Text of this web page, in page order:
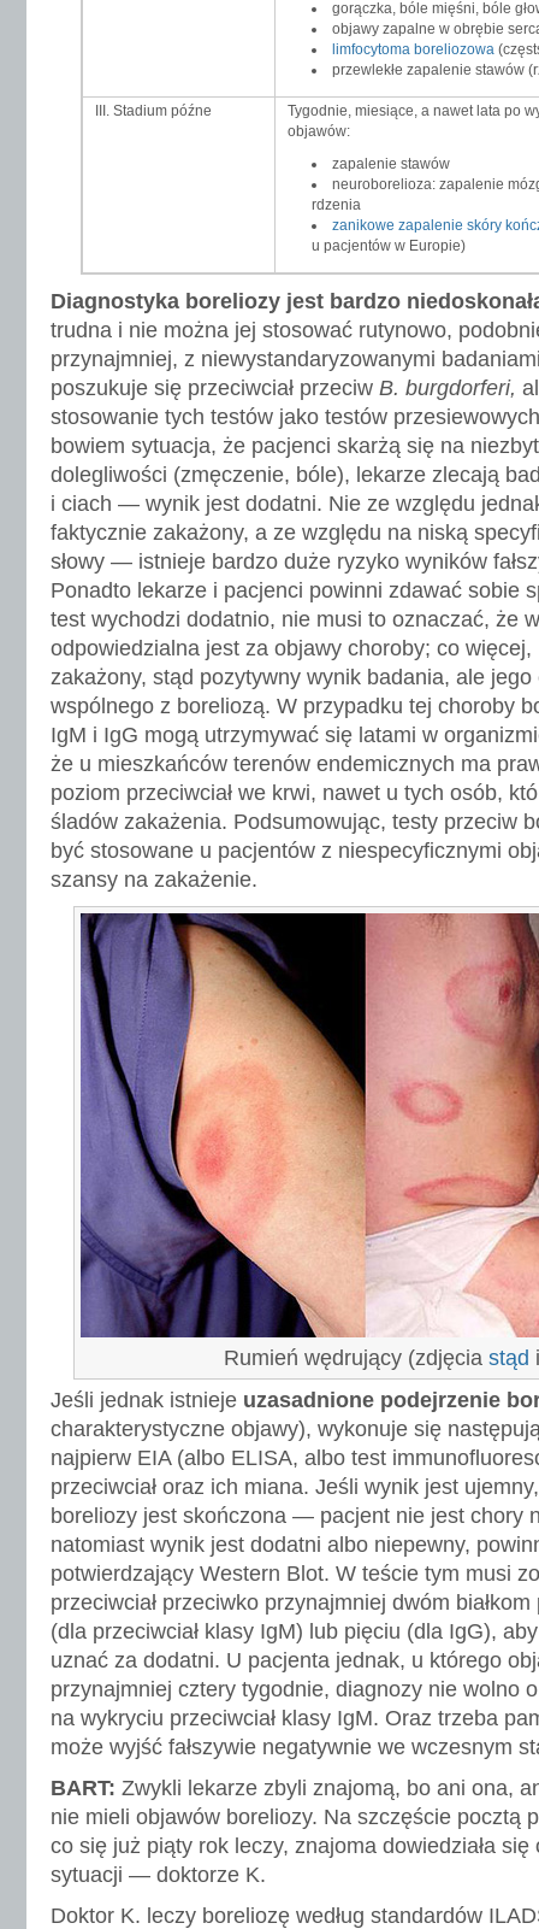
gorączka, bóle mięśni, bóle
objawy zapalne w obrębie
limfocytoma boreliozowa
przewlekłe zapalenie stawów
III. Stadium późne
Tygodnie, miesiące, a nawet lata po
objawów:
zapalenie stawów
neuroborelioza: zapalenie
rdzenia
zanikowe zapalenie skóry
u pacjentów w Europie)
Diagnostyka boreliozy jest bardzo
trudna i nie można jej stosować rutynowo,
przynajmniej, z niewystandaryzowanymi
poszukuje się przeciwciał przeciw B. burgdorferi,
stosowanie tych testów jako testów
bowiem sytuacja, że pacjenci skarżą się na
dolegliwości (zmęczenie, bóle), lekarze zlecają
i ciach — wynik jest dodatni. Nie ze względu
faktycznie zakażony, a ze względu na niską
słowy — istnieje bardzo duże ryzyko wyników
Ponadto lekarze i pacjenci powinni zdawać sobie
test wychodzi dodatnio, nie musi to oznaczać, że
odpowiedzialna jest za objawy choroby; co więcej,
zakażony, stąd pozytywny wynik badania, ale
wspólnego z boreliozą. W przypadku tej choroby
IgM i IgG mogą utrzymywać się latami w
że u mieszkańców terenów endemicznych ma
poziom przeciwciał we krwi, nawet u tych osób,
śladów zakażenia. Podsumowując, testy przeciw
być stosowane u pacjentów z niespecyficznymi
szansy na zakażenie.
Rumień wędrujący (zdjęcia stąd
Jeśli jednak istnieje uzasadnione podejrzenie
charakterystyczne objawy), wykonuje się
najpierw EIA (albo ELISA, albo test
przeciwciał oraz ich miana. Jeśli wynik jest
boreliozy jest skończona — pacjent nie jest chory
natomiast wynik jest dodatni albo niepewny,
potwierdzający Western Blot. W teście tym musi
przeciwciał przeciwko przynajmniej dwóm
(dla przeciwciał klasy IgM) lub pięciu (dla IgG),
uznać za dodatni. U pacjenta jednak, u którego
przynajmniej cztery tygodnie, diagnozy nie wolno
na wykryciu przeciwciał klasy IgM. Oraz trzeba
może wyjść fałszywie negatywnie we wczesnym
BART: Zwykli lekarze zbyli znajomą, bo ani ona,
nie mieli objawów boreliozy. Na szczęście pocztą
co się już piąty rok leczy, znajoma dowiedziała
sytuacji — doktorze K.
Doktor K. leczy boreliozę według standardów